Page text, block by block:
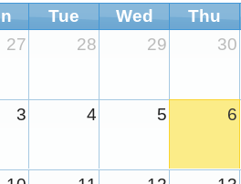
Tue Wed Thu
27
28 29 30
3 4 5 6